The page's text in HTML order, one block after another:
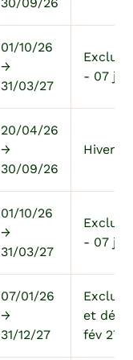
30/09/26
01/10/26
→
31/03/27
Exclu
- 07 jan
20/04/26
→
30/09/26
Hiver
01/10/26
→
31/03/27
Exclu
- 07 jan
07/01/26
→
31/12/27
Exclu
et déc
fév 27